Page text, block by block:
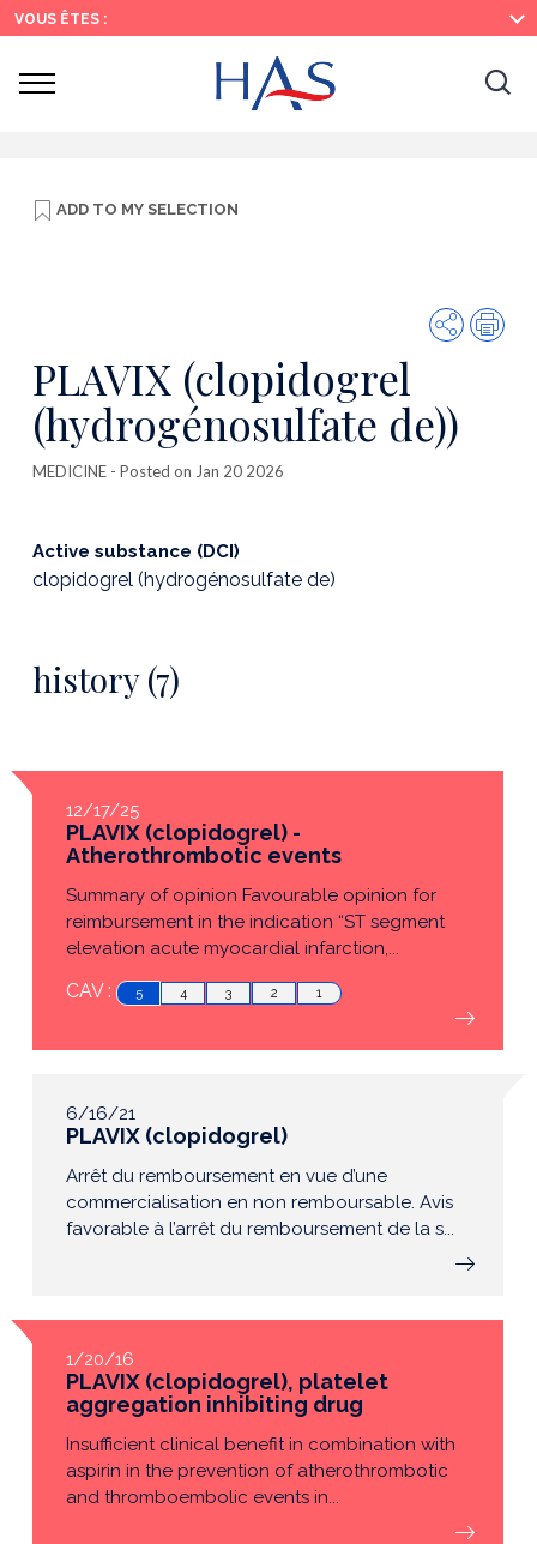
Search
Main
Menu
Main
Content
VOUS ÊTES :
Ouvrir
ADD TO MY SELECTION
Share
PLAVIX (clopidogrel
(hydrogénosulfate de))
MEDICINE - Posted on Jan 20 2026
Active substance (DCI)
clopidogrel (hydrogénosulfate de)
history (7)
12/17/25
PLAVIX (clopidogrel) -
Atherothrombotic events
Summary of opinion Favourable opinion for
reimbursement in the indication “ST segment
elevation acute myocardial infarction,...
CAV : 5 4 3 2 1
6/16/21
PLAVIX (clopidogrel)
Arrêt du remboursement en vue d’une
commercialisation en non remboursable. Avis
favorable à l’arrêt du remboursement de la s...
1/20/16
PLAVIX (clopidogrel), platelet
aggregation inhibiting drug
Insufficient clinical benefit in combination with
aspirin in the prevention of atherothrombotic
and thromboembolic events in...